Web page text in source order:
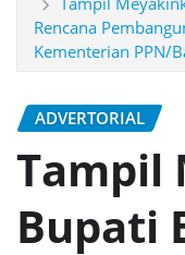
Rencana
Kementerian PPN/
ADVERTORIAL
Tampil
Bupati